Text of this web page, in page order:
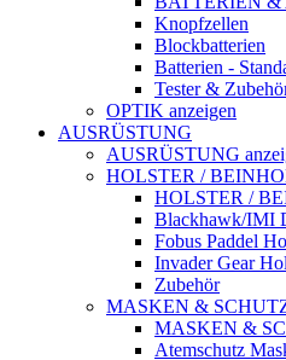
Knopfzellen
Blockbatterien
Batterien -
Tester &
OPTIK anzeigen
AUSRÜSTUNG
AUSRÜSTUNG
HOLSTER /
HOLSTER /
Blackhawk/IMI
Fobus Paddel
Invader Gear
Zubehör
MASKEN &
MASKEN &
Atemschutz